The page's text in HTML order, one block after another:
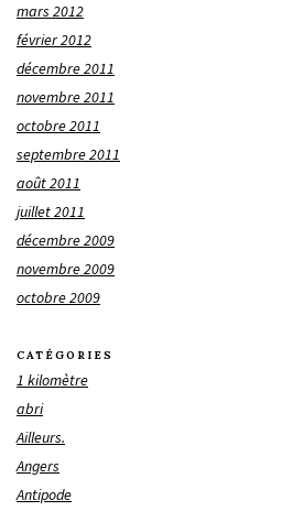
mars 2012
février 2012
décembre 2011
novembre 2011
octobre 2011
septembre 2011
août 2011
juillet 2011
décembre 2009
novembre 2009
octobre 2009
CATÉGORIES
1 kilomètre
abri
Ailleurs.
Angers
Antipode